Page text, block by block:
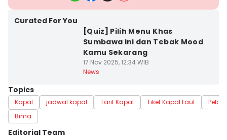
Curated For You
[Quiz] Pilih Menu Khas
Sumbawa ini dan Tebak Mood
Kamu Sekarang
17 Nov 2025, 12:34 WIB
News
Topics
Kapal jadwal kapal Tarif Kapal Tiket Kapal Laut
Bima
Editorial Team